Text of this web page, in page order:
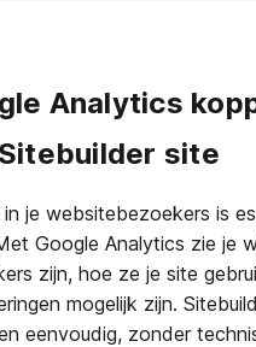
Analytics
site
je websitebezoekers is
Google Analytics zie je
zijn, hoe ze je site
mogelijk zijn.
eenvoudig, zonder